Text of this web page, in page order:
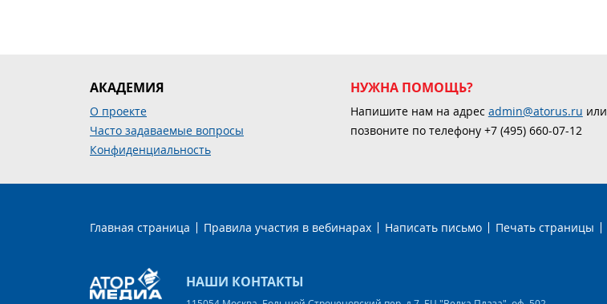
АКАДЕМИЯ
О проекте
Часто задаваемые вопросы
Конфиденциальность
НУЖНА ПОМОЩЬ?
Напишите нам на адрес admin@atorus.ru или
позвоните по телефону +7 (495) 660-07-12
Главная страница Правила участия в вебинарах Написать письмо Печать страницы
НАШИ КОНТАКТЫ